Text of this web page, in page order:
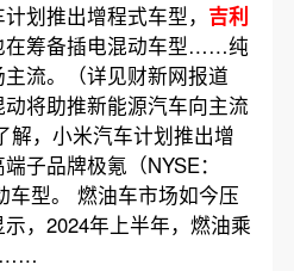
划推出增程式车型， 吉利
在筹备插电混动车型……纯
流。（详见财新网报道
动将助推新能源汽车向主流
解，小米汽车计划推出增
子品牌极氪（NYSE：
车型。 燃油车市场如今压
，2024年上半年，燃油乘
……